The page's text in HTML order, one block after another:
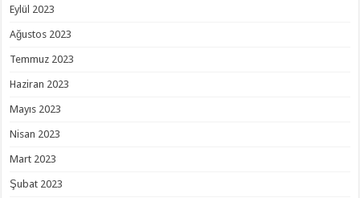
Eylül 2023
Ağustos 2023
Temmuz 2023
Haziran 2023
Mayıs 2023
Nisan 2023
Mart 2023
Şubat 2023